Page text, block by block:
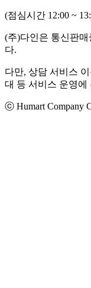
(점심시간 12:00 ~
(주)다인은 통신판
다.
다만, 상담 서비스
대 등 서비스 운영에
ⓒ Humart Company